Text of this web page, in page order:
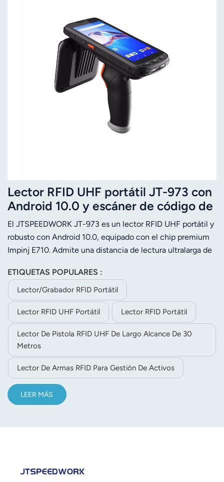
Lector RFID UHF portátil JT-973 con
Android 10.0 y escáner de código de
barras NFC 2D de largo alcance
Impinj E710 IP65.
El JTSPEEDWORK JT-973 es un lector RFID UHF portátil y
robusto con Android 10.0, equipado con el chip premium
Impinj E710. Admite una distancia de lectura ultralarga de
identificación de múltiples etiquetas. Su diseño con
certificación IP65, resistente al polvo y al agua, se adapta a
entornos industriales complejos. La batería de gran
capacidad de 9000 mAh garantiza una larga duración.
Integra escaneo de códigos de barras 2D y funciones NFC,
con soporte completo para comunicación en red, lo que lo
hace ideal para la gestión de inventario, logística y
seguimiento de activos en almacenes.
ETIQUETAS POPULARES :
Lector/grabador RFID Portátil
Lector RFID UHF Portátil Lector RFID Portátil
Lector De Pistola RFID UHF De Largo Alcance De 30
Metros
Lector De Armas RFID Para Gestión De Activos
LEER MÁS